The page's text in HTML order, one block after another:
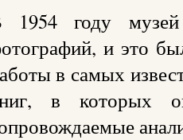
1954 году музей
и это
в самых
в которых